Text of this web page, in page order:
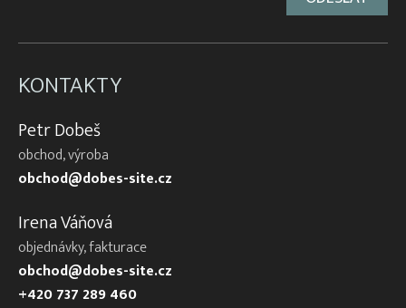
KONTAKTY
Petr Dobeš
obchod, výroba
obchod@dobes-site.cz
Irena Váňová
objednávky, fakturace
obchod@dobes-site.cz
+420 737 289 460